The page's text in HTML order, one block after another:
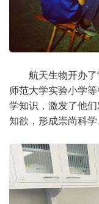
航天生物开办了
师范大学实验小学
学知识，激发了他
知欲，形成崇尚科学